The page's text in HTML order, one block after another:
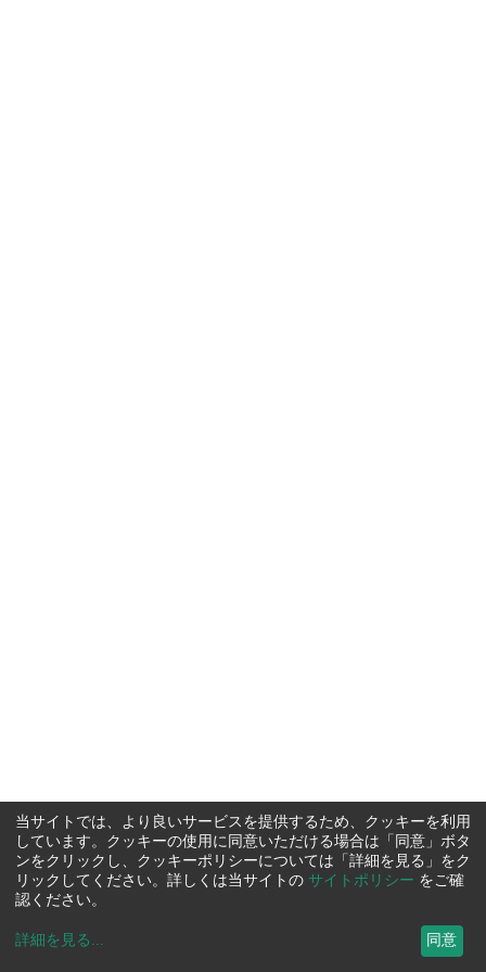
当サイトでは、より良いサービスを提供するため、クッキーを利用
しています。クッキーの使用に同意いただける場合は「同意」ボタ
ンをクリックし、クッキーポリシーについては「詳細を見る」をク
リックしてください。詳しくは当サイトの サイトポリシー をご確
認ください。
詳細を見る ... 同意